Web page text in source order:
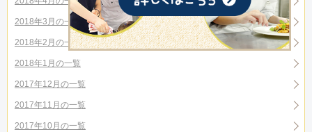
2018年3月の一覧
2018年2月の一覧
2018年1月の一覧
2017年12月の一覧
2017年11月の一覧
2017年10月の一覧